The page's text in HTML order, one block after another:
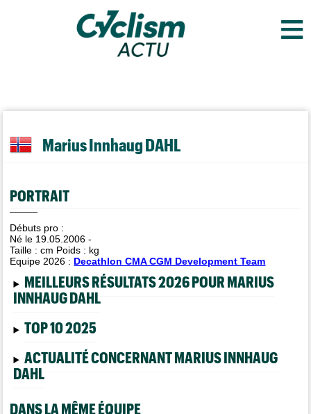
≡
Marius Innhaug DAHL
PORTRAIT
Débuts pro :
Né le 19.05.2006 -
Taille :cm Poids : kg
Equipe 2026 : Decathlon CMA CGM Development Team
MEILLEURS RÉSULTATS 2026 POUR MARIUS
INNHAUG DAHL
TOP 10 2025
ACTUALITÉ CONCERNANT MARIUS INNHAUG
DAHL
DANS LA MÊME ÉQUIPE